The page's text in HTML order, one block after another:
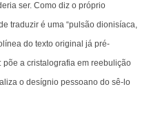
ser. Como diz o próprio
traduzir é uma “pulsão dionisíaca,
do texto original já pré-
põe a cristalografia em reebulição
o desígnio pessoano do sê-lo